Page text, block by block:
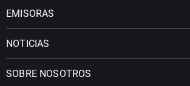
EMISORAS
NOTICIAS
SOBRE NOSOTROS